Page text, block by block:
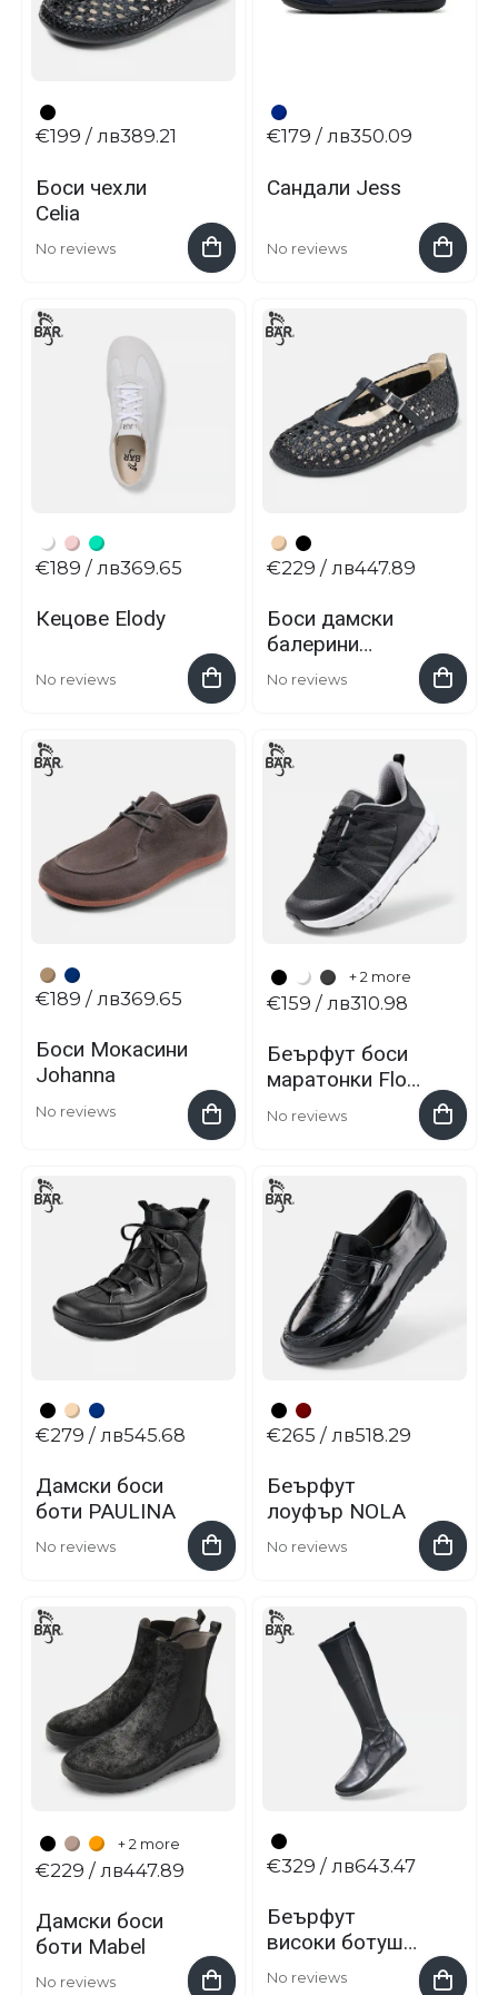
Боси чехли
Celia
No reviews
€199 / лв389.21
Сандали Jess
No reviews
€179 / лв350.09
Кецове Elody
No reviews
€189 / лв369.65
Боси дамски
балерини
Colleen
No reviews
€229 / лв447.89
Боси Мокасини
Johanna
No reviews
€189 / лв369.65
+ 2 more
Беърфут боси
маратонки Flow
Motion от BÄR
No reviews
€159 / лв310.98
Дамски боси
боти PAULINA
No reviews
€279 / лв545.68
Беърфут
лоуфър NOLA
No reviews
€265 / лв518.29
+ 2 more
Дамски боси
боти Mabel
No reviews
€229 / лв447.89
Беърфут
високи ботуши
LYNN 2.0
No reviews
€329 / лв643.47